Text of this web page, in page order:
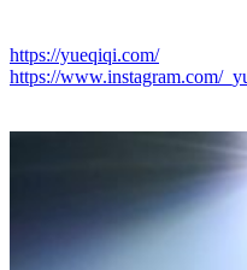
https://yueqiqi.com/
https://www.instagram.com/